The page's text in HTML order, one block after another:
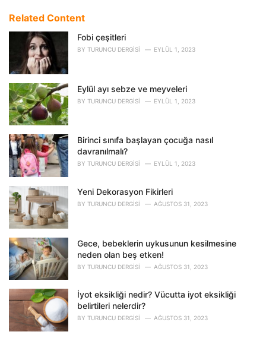
e
e
:
Related Content
Fobi çeşitleri
BY TURUNCU DERGISI EYLÜL 1, 2023
Eylül ayı sebze ve meyveleri
BY TURUNCU DERGISI EYLÜL 1, 2023
Birinci sınıfa başlayan çocuğa nasıl
davranılmalı?
BY TURUNCU DERGISI EYLÜL 1, 2023
Yeni Dekorasyon Fikirleri
BY TURUNCU DERGISI AĞUSTOS 31, 2023
Gece, bebeklerin uykusunun kesilmesine
neden olan beş etken!
BY TURUNCU DERGISI AĞUSTOS 31, 2023
İyot eksikliği nedir? Vücutta iyot eksikliği
belirtileri nelerdir?
BY TURUNCU DERGISI AĞUSTOS 31, 2023